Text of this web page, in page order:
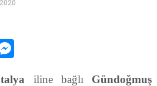
iline bağlı Gündoğmuş